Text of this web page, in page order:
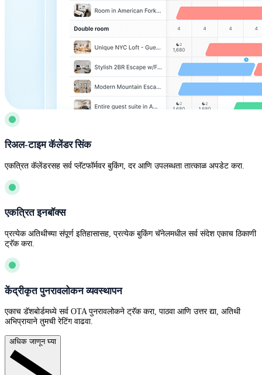
रिअल-टाइम कॅलेंडर सिंक
एकत्रित कॅलेंडरसह सर्व प्लॅटफॉर्मवर बुकिंग, दर आणि उपलब्धता तात्काळ अपडेट करा.
एकत्रित इनबॉक्स
प्रत्येक अतिथीच्या संपूर्ण इतिहासासह, प्रत्येक बुकिंग चॅनेलमधील सर्व संदेश एकाच ठिकाणी
ट्रॅक करा.
केंद्रीकृत पुनरावलोकन व्यवस्थापन
एकाच डॅशबोर्डमध्ये सर्व OTA पुनरावलोकने ट्रॅक करा, पाठवा आणि उत्तर द्या, अतिथी
अभिप्रायाने तुमची रेटिंग वाढवा.
अधिक जाणून घ्या